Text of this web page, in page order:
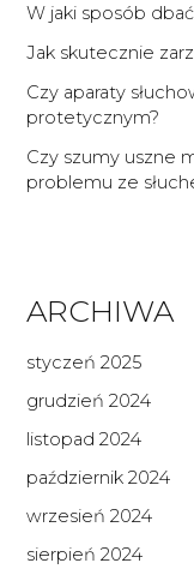
W jaki sposób
Jak skutecznie
Czy aparaty
protetycznym?
Czy szumy uszne
problemu ze
ARCHIWA
styczeń 2025
grudzień 2024
listopad 2024
październik 2024
wrzesień 2024
sierpień 2024